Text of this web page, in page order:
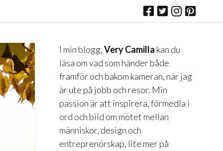
I min blogg,Very Camilla kan du
läsa om vad som händer både
framför och bakom kameran, när jag
är ute på jobb och resor. Min
passion är att inspirera, förmedla i
ord och bild om mötet mellan
människor, design och
entreprenörskap, lite mer på